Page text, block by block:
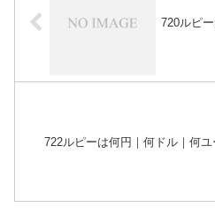
720ルピ
722ルピーは何円｜何ドル｜何ユ